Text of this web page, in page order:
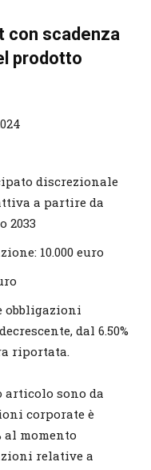
con scadenza
prodotto
discrezionale
a partire da
2033
10.000 euro
obbligazioni
dal 6.50%
riportata.
sono da
corporate è
al momento
relative a